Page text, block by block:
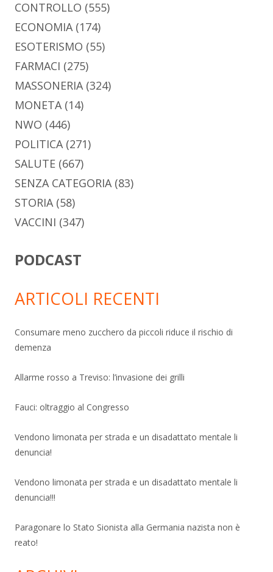
CONTROLLO (555)
ECONOMIA (174)
ESOTERISMO (55)
FARMACI (275)
MASSONERIA (324)
MONETA (14)
NWO (446)
POLITICA (271)
SALUTE (667)
SENZA CATEGORIA (83)
STORIA (58)
VACCINI (347)
PODCAST
ARTICOLI RECENTI
Consumare meno zucchero da piccoli riduce il rischio di
demenza
Allarme rosso a Treviso: l’invasione dei grilli
Fauci: oltraggio al Congresso
Vendono limonata per strada e un disadattato mentale li
denuncia!
Vendono limonata per strada e un disadattato mentale li
denuncia!!!
Paragonare lo Stato Sionista alla Germania nazista non è
reato!